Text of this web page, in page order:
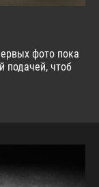
фото пока
подачей, чтоб